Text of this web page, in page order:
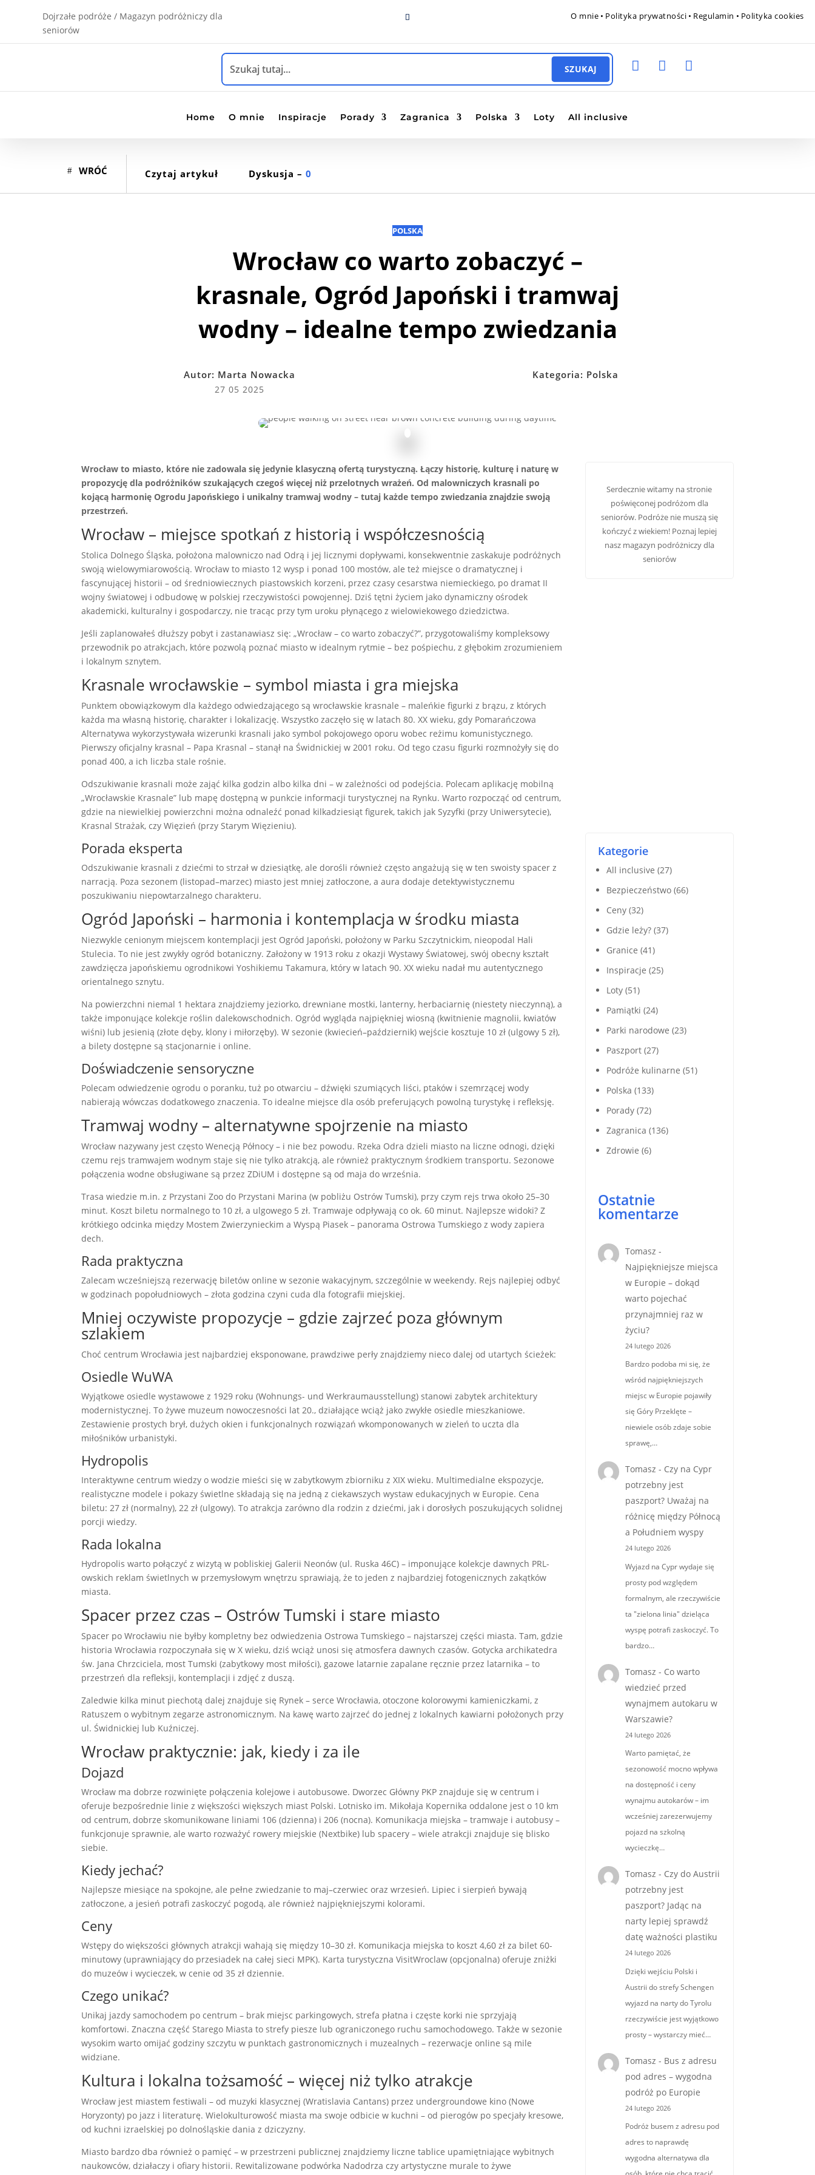
Dojrzałe podróże / Magazyn podróżniczy dla
seniorów
O mnie • Polityka prywatności • Regulamin • Polityka cookies
  
Home O mnie Inspiracje Porady Zagranica Polska Loty All inclusive
WRÓĆ Czytaj artykuł Dyskusja – 0
POLSKA
Wrocław co warto zobaczyć –
krasnale, Ogród Japoński i tramwaj
wodny – idealne tempo zwiedzania
Autor: Marta Nowacka
27 05 2025
Kategoria: Polska
Wrocław to miasto, które nie zadowala się jedynie klasyczną ofertą turystyczną. Łączy historię, kulturę i naturę w
propozycję dla podróżników szukających czegoś więcej niż przelotnych wrażeń. Od malowniczych krasnali po
kojącą harmonię Ogrodu Japońskiego i unikalny tramwaj wodny – tutaj każde tempo zwiedzania znajdzie swoją
przestrzeń.
Wrocław – miejsce spotkań z historią i współczesnością
Stolica Dolnego Śląska, położona malowniczo nad Odrą i jej licznymi dopływami, konsekwentnie zaskakuje podróżnych
swoją wielowymiarowością. Wrocław to miasto 12 wysp i ponad 100 mostów, ale też miejsce o dramatycznej i
fascynującej historii – od średniowiecznych piastowskich korzeni, przez czasy cesarstwa niemieckiego, po dramat II
wojny światowej i odbudowę w polskiej rzeczywistości powojennej. Dziś tętni życiem jako dynamiczny ośrodek
akademicki, kulturalny i gospodarczy, nie tracąc przy tym uroku płynącego z wielowiekowego dziedzictwa.
Jeśli zaplanowałeś dłuższy pobyt i zastanawiasz się: „Wrocław – co warto zobaczyć?”, przygotowaliśmy kompleksowy
przewodnik po atrakcjach, które pozwolą poznać miasto w idealnym rytmie – bez pośpiechu, z głębokim zrozumieniem
i lokalnym sznytem.
Krasnale wrocławskie – symbol miasta i gra miejska
Punktem obowiązkowym dla każdego odwiedzającego są wrocławskie krasnale – maleńkie figurki z brązu, z których
każda ma własną historię, charakter i lokalizację. Wszystko zaczęło się w latach 80. XX wieku, gdy Pomarańczowa
Alternatywa wykorzystywała wizerunki krasnali jako symbol pokojowego oporu wobec reżimu komunistycznego.
Pierwszy oficjalny krasnal – Papa Krasnal – stanął na Świdnickiej w 2001 roku. Od tego czasu figurki rozmnożyły się do
ponad 400, a ich liczba stale rośnie.
Odszukiwanie krasnali może zająć kilka godzin albo kilka dni – w zależności od podejścia. Polecam aplikację mobilną
„Wrocławskie Krasnale” lub mapę dostępną w punkcie informacji turystycznej na Rynku. Warto rozpocząć od centrum,
gdzie na niewielkiej powierzchni można odnaleźć ponad kilkadziesiąt figurek, takich jak Syzyfki (przy Uniwersytecie),
Krasnal Strażak, czy Więzień (przy Starym Więzieniu).
Porada eksperta
Odszukiwanie krasnali z dziećmi to strzał w dziesiątkę, ale dorośli również często angażują się w ten swoisty spacer z
narracją. Poza sezonem (listopad–marzec) miasto jest mniej zatłoczone, a aura dodaje detektywistycznemu
poszukiwaniu niepowtarzalnego charakteru.
Ogród Japoński – harmonia i kontemplacja w środku miasta
Niezwykle cenionym miejscem kontemplacji jest Ogród Japoński, położony w Parku Szczytnickim, nieopodal Hali
Stulecia. To nie jest zwykły ogród botaniczny. Założony w 1913 roku z okazji Wystawy Światowej, swój obecny kształt
zawdzięcza japońskiemu ogrodnikowi Yoshikiemu Takamura, który w latach 90. XX wieku nadał mu autentycznego
orientalnego sznytu.
Na powierzchni niemal 1 hektara znajdziemy jeziorko, drewniane mostki, lanterny, herbaciarnię (niestety nieczynną), a
także imponujące kolekcje roślin dalekowschodnich. Ogród wygląda najpiękniej wiosną (kwitnienie magnolii, kwiatów
wiśni) lub jesienią (złote dęby, klony i miłorzęby). W sezonie (kwiecień–październik) wejście kosztuje 10 zł (ulgowy 5 zł),
a bilety dostępne są stacjonarnie i online.
Doświadczenie sensoryczne
Polecam odwiedzenie ogrodu o poranku, tuż po otwarciu – dźwięki szumiących liści, ptaków i szemrzącej wody
nabierają wówczas dodatkowego znaczenia. To idealne miejsce dla osób preferujących powolną turystykę i refleksję.
Tramwaj wodny – alternatywne spojrzenie na miasto
Wrocław nazywany jest często Wenecją Północy – i nie bez powodu. Rzeka Odra dzieli miasto na liczne odnogi, dzięki
czemu rejs tramwajem wodnym staje się nie tylko atrakcją, ale również praktycznym środkiem transportu. Sezonowe
połączenia wodne obsługiwane są przez ZDiUM i dostępne są od maja do września.
Trasa wiedzie m.in. z Przystani Zoo do Przystani Marina (w pobliżu Ostrów Tumski), przy czym rejs trwa około 25–30
minut. Koszt biletu normalnego to 10 zł, a ulgowego 5 zł. Tramwaje odpływają co ok. 60 minut. Najlepsze widoki? Z
krótkiego odcinka między Mostem Zwierzynieckim a Wyspą Piasek – panorama Ostrowa Tumskiego z wody zapiera
dech.
Rada praktyczna
Zalecam wcześniejszą rezerwację biletów online w sezonie wakacyjnym, szczególnie w weekendy. Rejs najlepiej odbyć
w godzinach popołudniowych – złota godzina czyni cuda dla fotografii miejskiej.
Mniej oczywiste propozycje – gdzie zajrzeć poza głównym
szlakiem
Choć centrum Wrocławia jest najbardziej eksponowane, prawdziwe perły znajdziemy nieco dalej od utartych ścieżek:
Osiedle WuWA
Wyjątkowe osiedle wystawowe z 1929 roku (Wohnungs- und Werkraumausstellung) stanowi zabytek architektury
modernistycznej. To żywe muzeum nowoczesności lat 20., działające wciąż jako zwykłe osiedle mieszkaniowe.
Zestawienie prostych brył, dużych okien i funkcjonalnych rozwiązań wkomponowanych w zieleń to uczta dla
miłośników urbanistyki.
Hydropolis
Interaktywne centrum wiedzy o wodzie mieści się w zabytkowym zbiorniku z XIX wieku. Multimedialne ekspozycje,
realistyczne modele i pokazy świetlne składają się na jedną z ciekawszych wystaw edukacyjnych w Europie. Cena
biletu: 27 zł (normalny), 22 zł (ulgowy). To atrakcja zarówno dla rodzin z dziećmi, jak i dorosłych poszukujących solidnej
porcji wiedzy.
Rada lokalna
Hydropolis warto połączyć z wizytą w pobliskiej Galerii Neonów (ul. Ruska 46C) – imponujące kolekcje dawnych PRL-
owskich reklam świetlnych w przemysłowym wnętrzu sprawiają, że to jeden z najbardziej fotogenicznych zakątków
miasta.
Spacer przez czas – Ostrów Tumski i stare miasto
Spacer po Wrocławiu nie byłby kompletny bez odwiedzenia Ostrowa Tumskiego – najstarszej części miasta. Tam, gdzie
historia Wrocławia rozpoczynała się w X wieku, dziś wciąż unosi się atmosfera dawnych czasów. Gotycka archikatedra
św. Jana Chrzciciela, most Tumski (zabytkowy most miłości), gazowe latarnie zapalane ręcznie przez latarnika – to
przestrzeń dla refleksji, kontemplacji i zdjęć z duszą.
Zaledwie kilka minut piechotą dalej znajduje się Rynek – serce Wrocławia, otoczone kolorowymi kamieniczkami, z
Ratuszem o wybitnym zegarze astronomicznym. Na kawę warto zajrzeć do jednej z lokalnych kawiarni położonych przy
ul. Świdnickiej lub Kuźniczej.
Wrocław praktycznie: jak, kiedy i za ile
Dojazd
Wrocław ma dobrze rozwinięte połączenia kolejowe i autobusowe. Dworzec Główny PKP znajduje się w centrum i
oferuje bezpośrednie linie z większości większych miast Polski. Lotnisko im. Mikołaja Kopernika oddalone jest o 10 km
od centrum, dobrze skomunikowane liniami 106 (dzienna) i 206 (nocna). Komunikacja miejska – tramwaje i autobusy –
funkcjonuje sprawnie, ale warto rozważyć rowery miejskie (Nextbike) lub spacery – wiele atrakcji znajduje się blisko
siebie.
Kiedy jechać?
Najlepsze miesiące na spokojne, ale pełne zwiedzanie to maj–czerwiec oraz wrzesień. Lipiec i sierpień bywają
zatłoczone, a jesień potrafi zaskoczyć pogodą, ale również najpiękniejszymi kolorami.
Ceny
Wstępy do większości głównych atrakcji wahają się między 10–30 zł. Komunikacja miejska to koszt 4,60 zł za bilet 60-
minutowy (uprawniający do przesiadek na całej sieci MPK). Karta turystyczna VisitWroclaw (opcjonalna) oferuje zniżki
do muzeów i wycieczek, w cenie od 35 zł dziennie.
Czego unikać?
Unikaj jazdy samochodem po centrum – brak miejsc parkingowych, strefa płatna i częste korki nie sprzyjają
komfortowi. Znaczna część Starego Miasta to strefy piesze lub ograniczonego ruchu samochodowego. Także w sezonie
wysokim warto omijać godziny szczytu w punktach gastronomicznych i muzealnych – rezerwacje online są mile
widziane.
Kultura i lokalna tożsamość – więcej niż tylko atrakcje
Wrocław jest miastem festiwali – od muzyki klasycznej (Wratislavia Cantans) przez undergroundowe kino (Nowe
Horyzonty) po jazz i literaturę. Wielokulturowość miasta ma swoje odbicie w kuchni – od pierogów po specjały kresowe,
od kuchni izraelskiej po dolnośląskie dania z dziczyzny.
Miasto bardzo dba również o pamięć – w przestrzeni publicznej znajdziemy liczne tablice upamiętniające wybitnych
naukowców, działaczy i ofiary historii. Rewitalizowane podwórka Nadodrza czy artystyczne murale to żywe
Serdecznie witamy na stronie
poświęconej podróżom dla
seniorów. Podróże nie muszą się
kończyć z wiekiem! Poznaj lepiej
nasz magazyn podróżniczy dla
seniorów
Kategorie
All inclusive (27)
Bezpieczeństwo(66)
Ceny(32)
Gdzie leży?(37)
Granice (41)
Inspiracje (25)
Loty(51)
Pamiątki (24)
Parki narodowe (23)
Paszport(27)
Podróże kulinarne (51)
Polska (133)
Porady(72)
Zagranica (136)
Zdrowie (6)
Ostatnie
komentarze
Tomasz -
Najpiękniejsze miejsca
w Europie – dokąd
warto pojechać
przynajmniej raz w
życiu?
24 lutego 2026
Bardzo podoba mi się, że
wśród najpiękniejszych
miejsc w Europie pojawiły
się Góry Przeklęte –
niewiele osób zdaje sobie
sprawę,…
Tomasz - Czy na Cypr
potrzebny jest
paszport? Uważaj na
różnicę między Północą
a Południem wyspy
24 lutego 2026
Wyjazd na Cypr wydaje się
prosty pod względem
formalnym, ale rzeczywiście
ta "zielona linia" dzieląca
wyspę potrafi zaskoczyć. To
bardzo…
Tomasz - Co warto
wiedzieć przed
wynajmem autokaru w
Warszawie?
24 lutego 2026
Warto pamiętać, że
sezonowość mocno wpływa
na dostępność i ceny
wynajmu autokarów – im
wcześniej zarezerwujemy
pojazd na szkolną
wycieczkę…
Tomasz - Czy do Austrii
potrzebny jest
paszport? Jadąc na
narty lepiej sprawdź
datę ważności plastiku
24 lutego 2026
Dzięki wejściu Polski i
Austrii do strefy Schengen
wyjazd na narty do Tyrolu
rzeczywiście jest wyjątkowo
prosty – wystarczy mieć…
Tomasz - Bus z adresu
pod adres – wygodna
podróż po Europie
24 lutego 2026
Podróż busem z adresu pod
adres to naprawdę
wygodna alternatywa dla